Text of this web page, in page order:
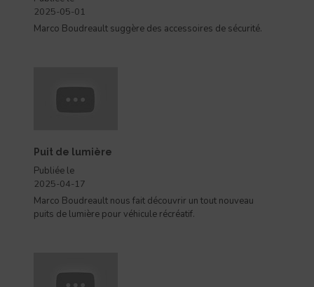
2025-05-01
Marco Boudreault suggère des accessoires de sécurité.
Puit de lumière
Publiée le
2025-04-17
Marco Boudreault nous fait découvrir un tout nouveau
puits de lumière pour véhicule récréatif.